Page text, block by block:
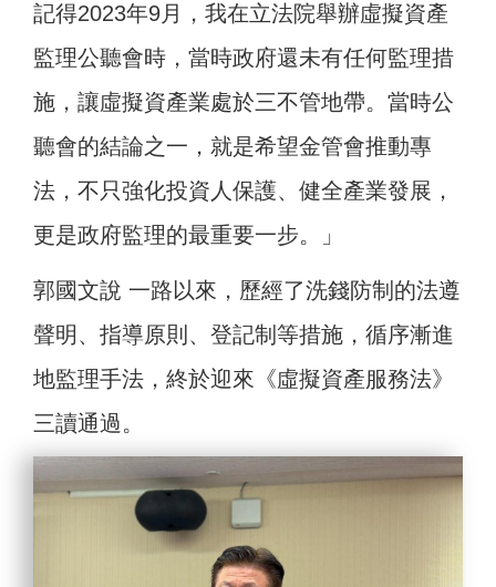
記得2023年9月，我在立法院舉辦虛擬資產
監理公聽會時，當時政府還未有任何監理措
施，讓虛擬資產業處於三不管地帶。當時公
聽會的結論之一，就是希望金管會推動專
法，不只強化投資人保護、健全產業發展，
更是政府監理的最重要一步。」
郭國文說 一路以來，歷經了洗錢防制的法遵
聲明、指導原則、登記制等措施，循序漸進
地監理手法，終於迎來《虛擬資產服務法》
三讀通過。